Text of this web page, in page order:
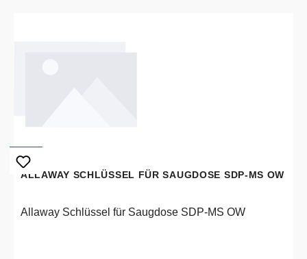
ALLAWAY SCHLÜSSEL FÜR SAUGDOSE SDP-MS OW
Allaway Schlüssel für Saugdose SDP-MS OW